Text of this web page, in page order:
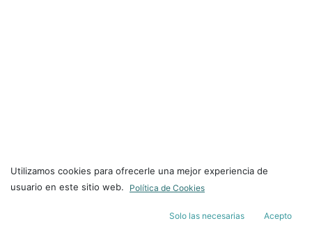
Utilizamos cookies para ofrecerle una mejor experiencia de
usuario en este sitio web.
Política de Cookies
Solo las necesarias Acepto